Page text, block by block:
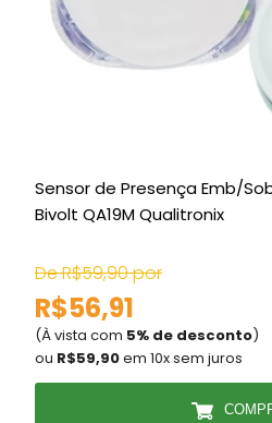
Sensor de Presença Emb/
Bivolt QA19M Qualitronix
De R$59,90 por
R$56,91
(À vista com 5% de desconto)
ou R$59,90em 10x sem juros